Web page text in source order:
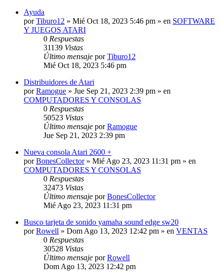
Ayuda
porTiburo12 » Mié Oct 18, 2023 5:46 pm » en SOFTWARE
Y JUEGOS ATARI
0 Respuestas
31139 Vistas
Último mensaje porTiburo12
Mié Oct 18, 2023 5:46 pm
Distribuidores de Atari
porRamogue » Jue Sep 21, 2023 2:39 pm » en
COMPUTADORES Y CONSOLAS
0 Respuestas
50523 Vistas
Último mensaje porRamogue
Jue Sep 21, 2023 2:39 pm
Nueva consola Atari 2600 +
porBonesCollector» Mié Ago 23, 2023 11:31 pm » en
COMPUTADORES Y CONSOLAS
0 Respuestas
32473 Vistas
Último mensaje porBonesCollector
Mié Ago 23, 2023 11:31 pm
Busco tarjeta de sonido yamaha sound edge sw20
porRowell » Dom Ago 13, 2023 12:42 pm » en VENTAS
0 Respuestas
30528 Vistas
Último mensaje porRowell
Dom Ago 13, 2023 12:42 pm